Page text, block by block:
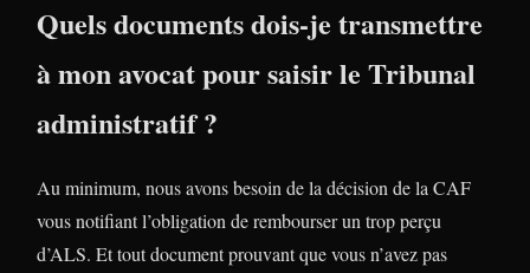
Quels documents dois-je transmettre
à mon avocat pour saisir le Tribunal
administratif ?
Au minimum, nous avons besoin de la décision de la CAF
vous notifiant l’obligation de rembourser un trop perçu
d’ALS. Et tout document prouvant que vous n’avez pas